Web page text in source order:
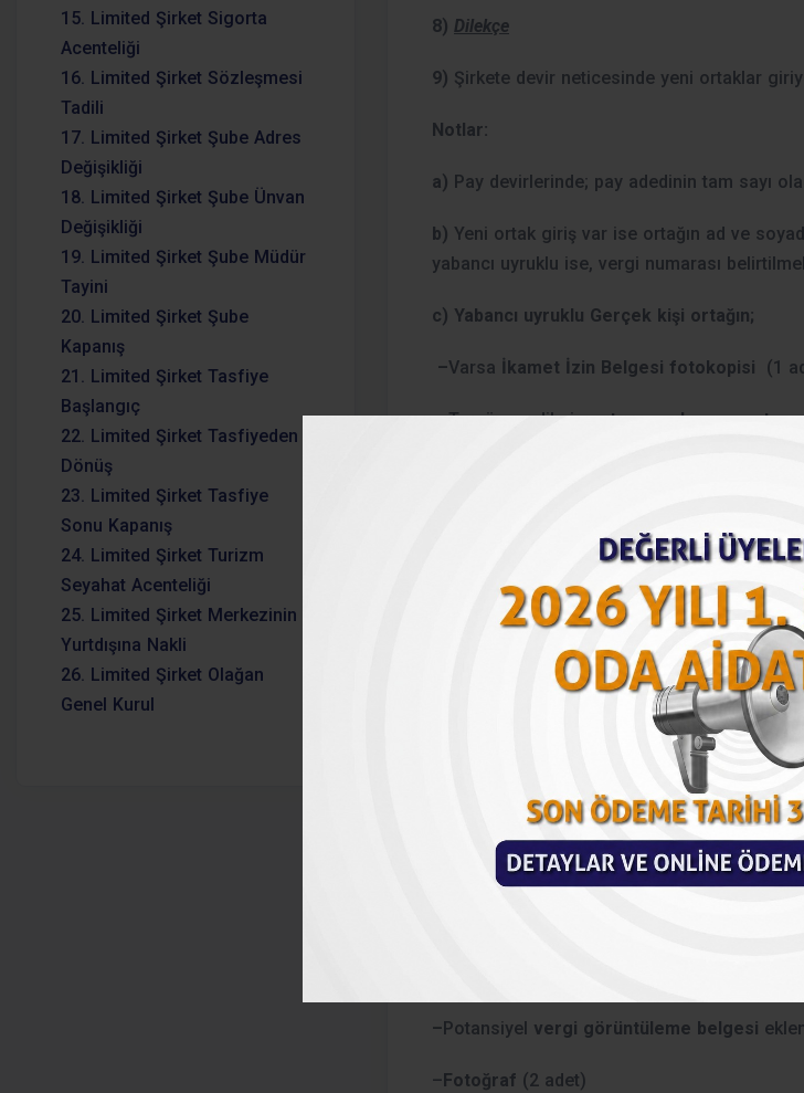
15. Limited Şirket Sigorta
Acenteliği
16. Limited Şirket Sözleşmesi
Tadili
17. Limited Şirket Şube Adres
Değişikliği
18. Limited Şirket Şube Ünvan
Değişikliği
19. Limited Şirket Şube Müdür
Tayini
20. Limited Şirket Şube
Kapanış
21. Limited Şirket Tasfiye
Başlangıç
22. Limited Şirket Tasfiyeden
Dönüş
23. Limited Şirket Tasfiye
Sonu Kapanış
24. Limited Şirket Turizm
Seyahat Acenteliği
25. Limited Şirket Merkezinin
Yurtdışına Nakli
26. Limited Şirket Olağan
Genel Kurul
8) Dilekçe
9) Şirkete devir neticesinde yeni ortaklar
Notlar:
a) Pay devirlerinde; pay adedinin tam sayı
b) Yeni ortak giriş var ise ortağın ad ve
yabancı uyruklu ise, vergi numarası
c) Yabancı uyruklu Gerçek kişi ortağın;
–Varsa İkamet İzin Belgesi fotokopisi (1
–Tercüme edilmişnoter onaylı pasaport
Hisse devri kararlarında sermayenin
ödendiğine ilişkin SMMM raporu ve faaliyet
d-Yabancı Uyruklu Ortak Tüzel Kişi İse;
Sicil Tasdiknamesi veya
Tasdiki Mecburiyetinin Kaldırılması
çevirisi ile birlikte müdürlüğe verilmesi
Yabancı uyruklu tüzel kişinin Vergi
Yabancı uyruklu tüzel kişiliğin yabancı
(1
–Potansiyel vergi görüntüleme belgesi
–Fotoğraf (2 adet)